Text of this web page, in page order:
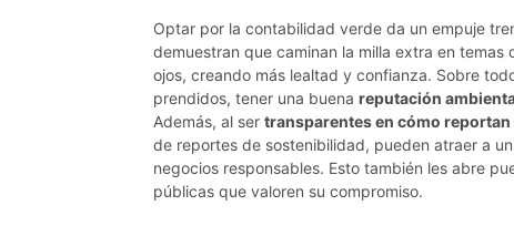
Optar por la contabilidad verde da un empuje
demuestran que caminan la milla extra en temas
ojos, creando más lealtad y confianza. Sobre
prendidos, tener una buena reputación
Además, al ser transparentes en cómo
de reportes de sostenibilidad, pueden atraer a
negocios responsables. Esto también les abre
públicas que valoren su compromiso.